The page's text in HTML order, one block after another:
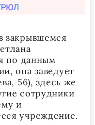
закрывшемся
по данным
она заведует
56), здесь же
сотрудники
и
учреждение.